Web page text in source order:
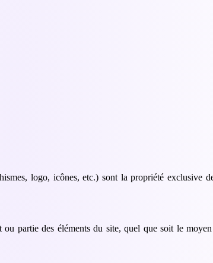
logo, icônes, etc.) sont la propriété exclusive
partie des éléments du site, quel que soit le